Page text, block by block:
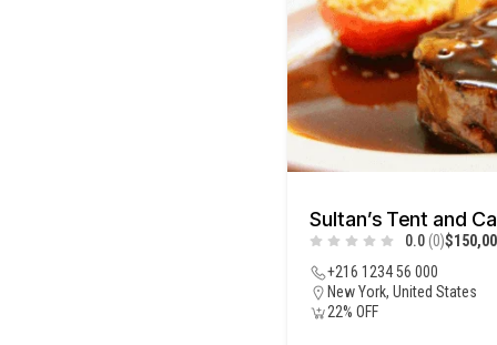
Sultan’s Tent and
0.0 (0)$150,00
+216 1234 56 000
New York, United States
22% OFF